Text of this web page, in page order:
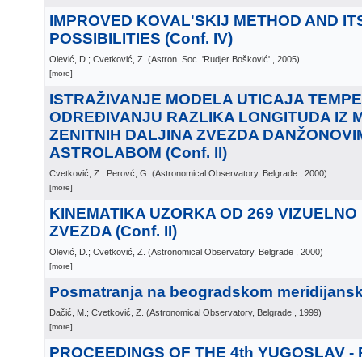
IMPROVED KOVAL'SKIJ METHOD AND
POSSIBILITIES (Conf. IV)
Olević, D.; Cvetković, Z. (Astron. Soc. 'Rudjer Bošković' , 2005)
[more]
ISTRAŽIVANJE MODELA UTICAJA
ODREĐIVANJU RAZLIKA LONGITUDA IZ
ZENITNIH DALJINA ZVEZDA
ASTROLABOM (Conf. II)
Cvetković, Z.; Perovć, G. (Astronomical Observatory, Belgrade , 2000)
[more]
KINEMATIKA UZORKA OD 269 VIZUELNO
ZVEZDA (Conf. II)
Olević, D.; Cvetković, Z. (Astronomical Observatory, Belgrade , 2000)
[more]
Posmatranja na beogradskom
Dačić, M.; Cvetković, Z. (Astronomical Observatory, Belgrade , 1999)
[more]
PROCEEDINGS OF THE 4th YUGOSLAV -